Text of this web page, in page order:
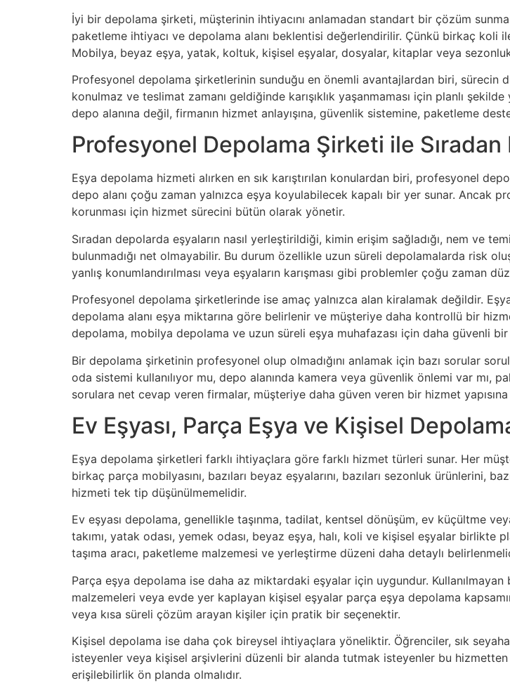
İyi bir depolama şirketi, müşterinin ihtiyacını anlamadan standart bir çözüm
paketleme ihtiyacı ve depolama alanı beklentisi değerlendirilir. Çünkü birkaç koli
Mobilya, beyaz eşya, yatak, koltuk, kişisel eşyalar, dosyalar, kitaplar veya
Profesyonel depolama şirketlerinin sunduğu en önemli avantajlardan biri, sürecin
konulmaz ve teslimat zamanı geldiğinde karışıklık yaşanmaması için planlı
depo alanına değil, firmanın hizmet anlayışına, güvenlik sistemine, paketleme
Profesyonel Depolama Şirketi ile Sıradan
Eşya depolama hizmeti alırken en sık karıştırılan konulardan biri, profesyonel
depo alanı çoğu zaman yalnızca eşya koyulabilecek kapalı bir yer sunar. Ancak
korunması için hizmet sürecini bütün olarak yönetir.
Sıradan depolarda eşyaların nasıl yerleştirildiği, kimin erişim sağladığı, nem ve
bulunmadığı net olmayabilir. Bu durum özellikle uzun süreli depolamalarda risk
yanlış konumlandırılması veya eşyaların karışması gibi problemler çoğu zaman
Profesyonel depolama şirketlerinde ise amaç yalnızca alan kiralamak değildir.
depolama alanı eşya miktarına göre belirlenir ve müşteriye daha kontrollü bir
depolama, mobilya depolama ve uzun süreli eşya muhafazası için daha güvenli
Bir depolama şirketinin profesyonel olup olmadığını anlamak için bazı sorular
oda sistemi kullanılıyor mu, depo alanında kamera veya güvenlik önlemi var mı,
sorulara net cevap veren firmalar, müşteriye daha güven veren bir hizmet
Ev Eşyası, Parça Eşya ve Kişisel
Eşya depolama şirketleri farklı ihtiyaçlara göre farklı hizmet türleri sunar. Her
birkaç parça mobilyasını, bazıları beyaz eşyalarını, bazıları sezonluk ürünlerini,
hizmeti tek tip düşünülmemelidir.
Ev eşyası depolama, genellikle taşınma, tadilat, kentsel dönüşüm, ev küçültme
takımı, yatak odası, yemek odası, beyaz eşya, halı, koli ve kişisel eşyalar birlikte
taşıma aracı, paketleme malzemesi ve yerleştirme düzeni daha detaylı
Parça eşya depolama ise daha az miktardaki eşyalar için uygundur.
malzemeleri veya evde yer kaplayan kişisel eşyalar parça eşya depolama
veya kısa süreli çözüm arayan kişiler için pratik bir seçenektir.
Kişisel depolama ise daha çok bireysel ihtiyaçlara yöneliktir. Öğrenciler, sık
isteyenler veya kişisel arşivlerini düzenli bir alanda tutmak isteyenler bu
erişilebilirlik ön planda olmalıdır.